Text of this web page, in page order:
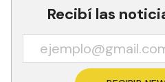
Recibí las